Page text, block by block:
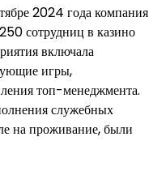
2024 года компания
сотрудниц в казино
включала
игры,
топ-менеджмента.
служебных
на проживание, были